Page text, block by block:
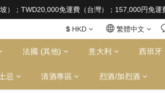
liquor must not be sold or supplied to a
；TWD20,000免運費（台灣）；157,000円免運
liquor must not be sold or supplied to a
$ HKD 繁體中文
法國 (其他) 意大利 西班牙
忌 清酒專區 烈酒/加烈酒